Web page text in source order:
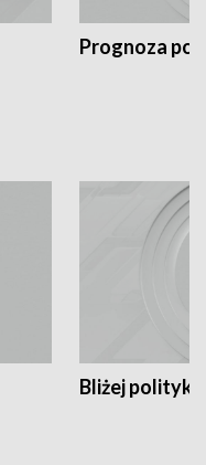
Prognoza
Bliżej polityki